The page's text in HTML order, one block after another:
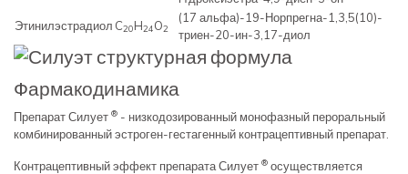
Этинилэстрадиол C20H24O2
(17 альфа)-19-Норпрегна-1,3,5(10)-
триен-20-ин-3,17-диол
Фармакодинамика
Препарат Силует ® - низкодозированный монофазный пероральный
комбинированный эстроген-гестагенный контрацептивный препарат.
Контрацептивный эффект препарата Силует ® осуществляется